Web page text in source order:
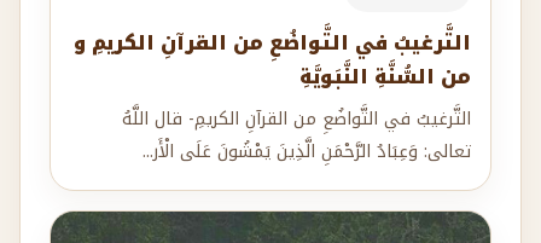
التَّرغيبُ في التَّواضُعِ من القرآنِ الكريمِ- قال اللَّهُ
تعالى: وَعِبَادُ الرَّحْمَنِ الَّذِينَ يَمْشُونَ عَلَى الْأَر...